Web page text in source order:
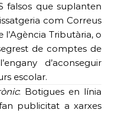
falsos que suplanten
com Correus
Tributària, o
de comptes de
d’aconseguir
escolar.
: Botigues en línia
publicitat a xarxes